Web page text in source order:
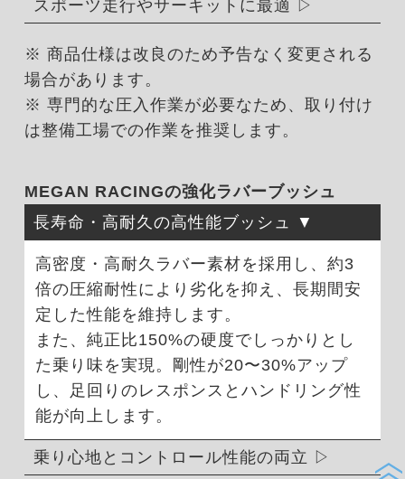
スポーツ走行やサーキットに最適
※ 商品仕様は改良のため予告なく変更される
場合があります。
※ 専門的な圧入作業が必要なため、取り付け
は整備工場での作業を推奨します。
MEGAN RACINGの強化ラバーブッシュ
長寿命・高耐久の高性能ブッシュ
高密度・高耐久ラバー素材を採用し、約3
倍の圧縮耐性により劣化を抑え、長期間安
定した性能を維持します。
また、純正比150%の硬度でしっかりとし
た乗り味を実現。剛性が20〜30%アップ
し、足回りのレスポンスとハンドリング性
能が向上します。
乗り心地とコントロール性能の両立